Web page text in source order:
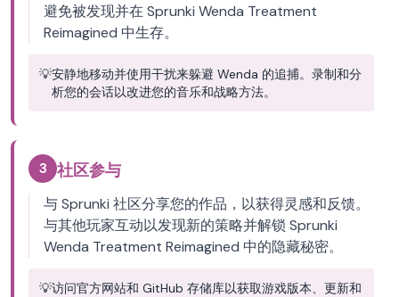
避免被发现并在 Sprunki Wenda Treatment
Reimagined 中生存。
💡安静地移动并使用干扰来躲避 Wenda 的追捕。录制和分
析您的会话以改进您的音乐和战略方法。
3 社区参与
与 Sprunki 社区分享您的作品，以获得灵感和反馈。
与其他玩家互动以发现新的策略并解锁 Sprunki
Wenda Treatment Reimagined 中的隐藏秘密。
💡访问官方网站和 GitHub 存储库以获取游戏版本、更新和